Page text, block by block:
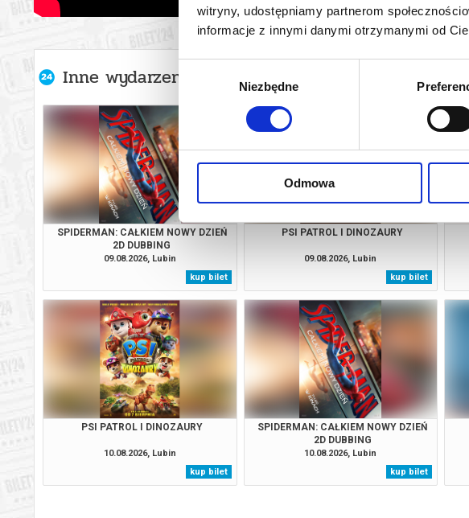
witryny, udostępniamy partnerom
informacje z innymi danymi otrzymanymi od
Niezbędne
Odmowa
Inne wydarzenia organizatora
SPIDERMAN: CAŁKIEM NOWY DZIEŃ
2D DUBBING
09.08.2026, Lubin
kup bilet
PSI PATROL I DINOZAURY
09.08.2026, Lubin
kup bilet
PSI PATROL I DINOZAURY
10.08.2026, Lubin
kup bilet
SPIDERMAN: CAŁKIEM NOWY DZIEŃ
2D DUBBING
10.08.2026, Lubin
kup bilet